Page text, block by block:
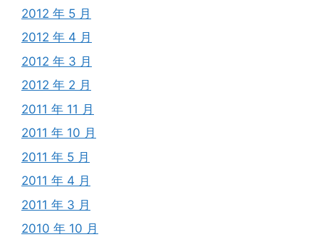
2012 年 5 月
2012 年 4 月
2012 年 3 月
2012 年 2 月
2011 年 11 月
2011 年 10 月
2011 年 5 月
2011 年 4 月
2011 年 3 月
2010 年 10 月